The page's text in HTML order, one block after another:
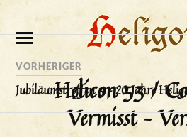
Helicon 53 /
Vermisst –
VORHERIGER
Jubiläumstreffen 3 – 20 Jahre